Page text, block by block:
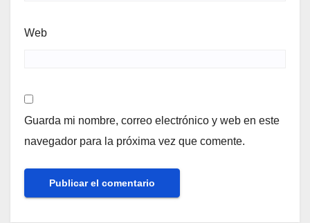
Web
Guarda mi nombre, correo electrónico y web en este
navegador para la próxima vez que comente.